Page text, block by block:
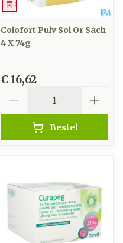
Geneesmiddel
Colofort Pulv Sol Or Sach
4 X 74g
€ 16,62
Bestel